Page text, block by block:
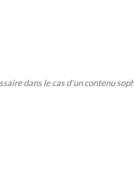
dans le cas d'un contenu